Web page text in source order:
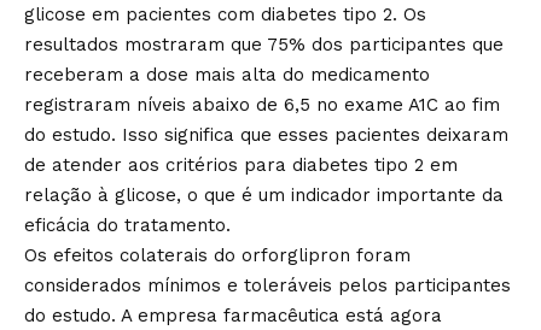
glicose em pacientes com diabetes tipo 2. Os
resultados mostraram que 75% dos participantes que
receberam a dose mais alta do medicamento
registraram níveis abaixo de 6,5 no exame A1C ao fim
do estudo. Isso significa que esses pacientes deixaram
de atender aos critérios para diabetes tipo 2 em
relação à glicose, o que é um indicador importante da
eficácia do tratamento.
Os efeitos colaterais do orforglipron foram
considerados mínimos e toleráveis pelos participantes
do estudo. A empresa farmacêutica está agora